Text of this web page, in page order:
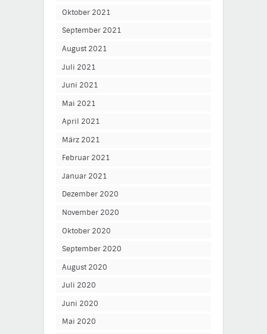
Oktober 2021
September 2021
August 2021
Juli 2021
Juni 2021
Mai 2021
April 2021
März 2021
Februar 2021
Januar 2021
Dezember 2020
November 2020
Oktober 2020
September 2020
August 2020
Juli 2020
Juni 2020
Mai 2020